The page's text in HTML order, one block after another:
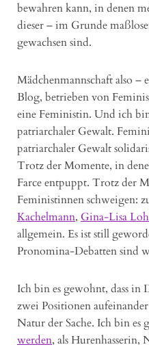
bewahren kann, in denen
dieser – im Grunde
gewachsen sind.
Mädchenmannschaft also
Blog, betrieben von
eine Feministin. Und ich
patriarchaler Gewalt.
patriarchaler Gewalt
Trotz der Momente, in
Farce entpuppt. Trotz der
Feministinnen schweigen:
Kachelmann, Gina-Lisa
allgemein. Es ist still
Pronomina-Debatten sind
Ich bin es gewohnt, dass
zwei Positionen
Natur der Sache. Ich bin es
werden, als